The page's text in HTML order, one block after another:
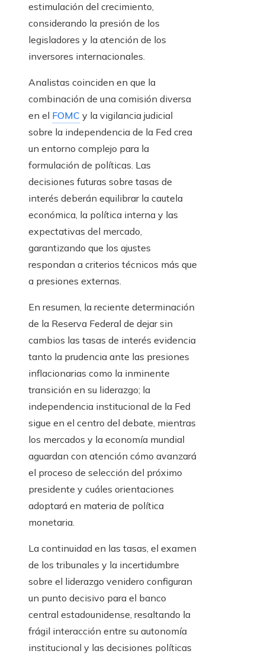
estimulación del crecimiento,
considerando la presión de los
legisladores y la atención de los
inversores internacionales.
Analistas coinciden en que la
combinación de una comisión diversa
en el FOMC y la vigilancia judicial
sobre la independencia de la Fed crea
un entorno complejo para la
formulación de políticas. Las
decisiones futuras sobre tasas de
interés deberán equilibrar la cautela
económica, la política interna y las
expectativas del mercado,
garantizando que los ajustes
respondan a criterios técnicos más que
a presiones externas.
En resumen, la reciente determinación
de la Reserva Federal de dejar sin
cambios las tasas de interés evidencia
tanto la prudencia ante las presiones
inflacionarias como la inminente
transición en su liderazgo; la
independencia institucional de la Fed
sigue en el centro del debate, mientras
los mercados y la economía mundial
aguardan con atención cómo avanzará
el proceso de selección del próximo
presidente y cuáles orientaciones
adoptará en materia de política
monetaria.
La continuidad en las tasas, el examen
de los tribunales y la incertidumbre
sobre el liderazgo venidero configuran
un punto decisivo para el banco
central estadounidense, resaltando la
frágil interacción entre su autonomía
institucional y las decisiones políticas